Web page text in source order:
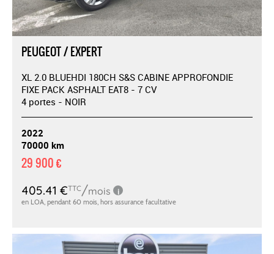
PEUGEOT / EXPERT
XL 2.0 BLUEHDI 180CH S&S CABINE APPROFONDIE
FIXE PACK ASPHALT EAT8 - 7 CV
4 portes - NOIR
2022
70000 km
29 900 €